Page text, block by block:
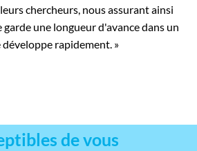
chercheurs, nous assurant ainsi
une longueur d'avance dans un
rapidement. »
de vous